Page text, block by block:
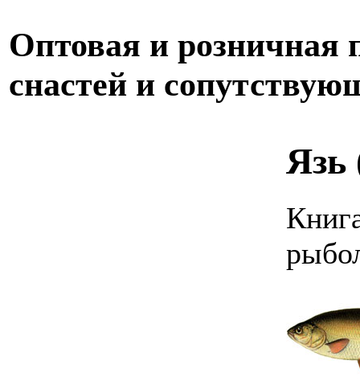
Оптовая и розничная
снастей и
Язь